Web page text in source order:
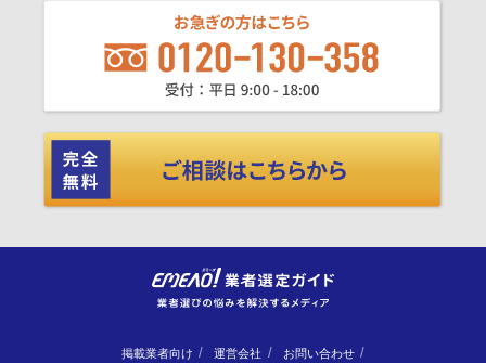
掲載業者向け 運営会社 お問い合わせ